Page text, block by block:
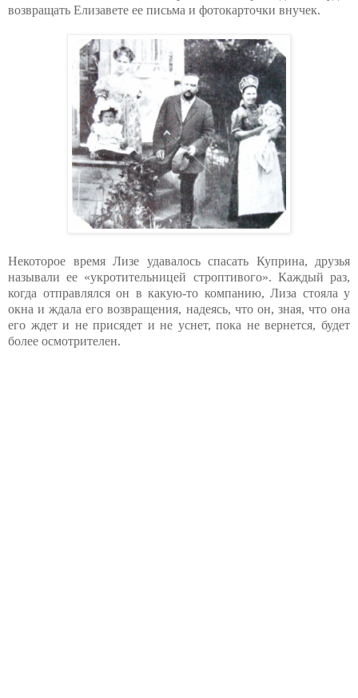
возвращать Елизавете ее письма и фотокарточки внучек.
Некоторое время Лизе удавалось спасать Куприна, друзья
называли ее «укротительницей строптивого». Каждый раз,
когда отправлялся он в какую-то компанию, Лиза стояла у
окна и ждала его возвращения, надеясь, что он, зная, что она
его ждет и не присядет и не уснет, пока не вернется, будет
более осмотрителен.